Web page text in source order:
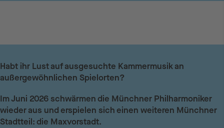
Habt ihr Lust auf ausgesuchte Kammermusik an
außergewöhnlichen Spielorten?
Im Juni 2026 schwärmen die Münchner Philharmoniker
wieder aus und erspielen sich einen weiteren Münchner
Stadtteil: die Maxvorstadt.